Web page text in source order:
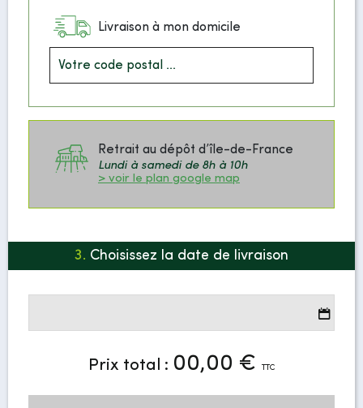
Livraison à mon domicile
Retrait au dépôt d’île-de-France
Lundi à samedi de 8h à 10h
> voir le plan google map
3. Choisissez la date de livraison
Prix total : 00,00 € TTC